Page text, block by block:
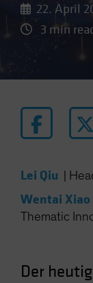
Netherlands
Norway
Poland
South
22. April
3 min
Lei Qiu
Wentai Xiao
Thematic
Der